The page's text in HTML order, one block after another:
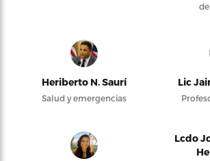
Heriberto N. Saurí
Salud y emergencias
Lic
Lcdo